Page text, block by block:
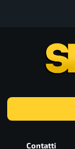
Contatti